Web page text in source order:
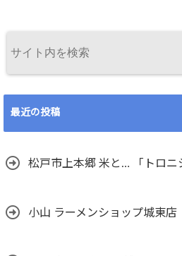
最近の投稿
松戸市上本郷 米と… 「トロニ
小山 ラーメンショップ城東店